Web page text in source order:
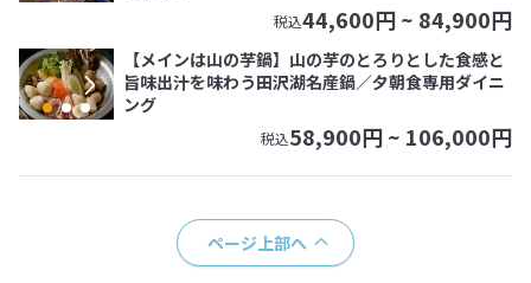
税込44,600円 ~ 84,900円
【メインは山の芋鍋】山の芋のとろりとした食感と
旨味出汁を味わう田沢湖名産鍋／夕朝食専用ダイニ
ング
税込58,900円 ~ 106,000円
ページ上部へ